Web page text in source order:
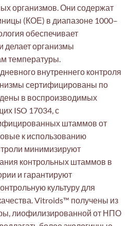
организмов. Они содержат
(КОЕ) в диапазоне 1000–
обеспечивает
делает организмы
температуры.
внутреннего контроля
сертифицированы по
в воспроизводимых
ISO 17034, с
штаммов от
к использованию
минимизируют
контрольных штаммов в
и гарантируют
культуру для
Vitroids™ получены из
лиофилизированной от НПО